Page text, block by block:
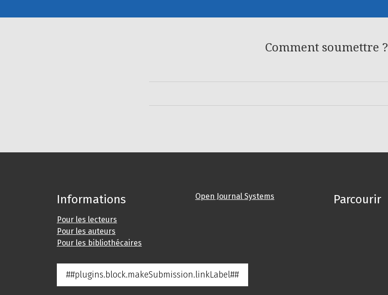
Comment soumettre ?
Informations
Pour les lecteurs
Pour les auteurs
Pour les bibliothécaires
Open Journal Systems Parcourir
##plugins.block.makeSubmission.linkLabel##